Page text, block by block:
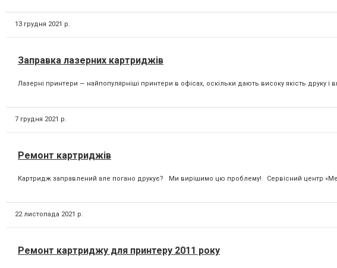
13 грудня 2021 р.
Заправка лазерних картриджів
Лазерні принтери — найпопулярніші принтери в офісах, оскільки дають високу якість друку
7 грудня 2021 р.
Ремонт картриджів
Картридж заправлений але погано друкує? Ми вирішимо цю проблему! Сервісний центр
22 листопада 2021 р.
Ремонт картриджу для принтеру 2011 року